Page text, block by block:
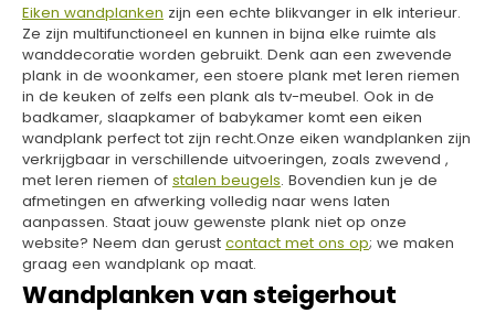
Eiken wandplanken zijn een echte blikvanger in elk interieur.
Ze zijn multifunctioneel en kunnen in bijna elke ruimte als
wanddecoratie worden gebruikt. Denk aan een zwevende
plank in de woonkamer, een stoere plank met leren riemen
in de keuken of zelfs een plank als tv-meubel. Ook in de
badkamer, slaapkamer of babykamer komt een eiken
wandplank perfect tot zijn recht.Onze eiken wandplanken zijn
verkrijgbaar in verschillende uitvoeringen, zoals zwevend ,
met leren riemen of stalen beugels. Bovendien kun je de
afmetingen en afwerking volledig naar wens laten
aanpassen. Staat jouw gewenste plank niet op onze
website? Neem dan gerust contact met ons op; we maken
graag een wandplank op maat.
Wandplanken van steigerhout